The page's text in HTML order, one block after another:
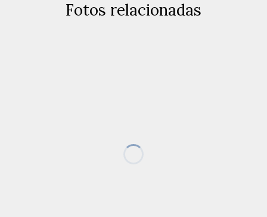
Fotos relacionadas